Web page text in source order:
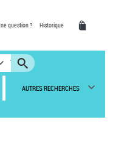
question ? Historique
AUTRES RECHERCHES